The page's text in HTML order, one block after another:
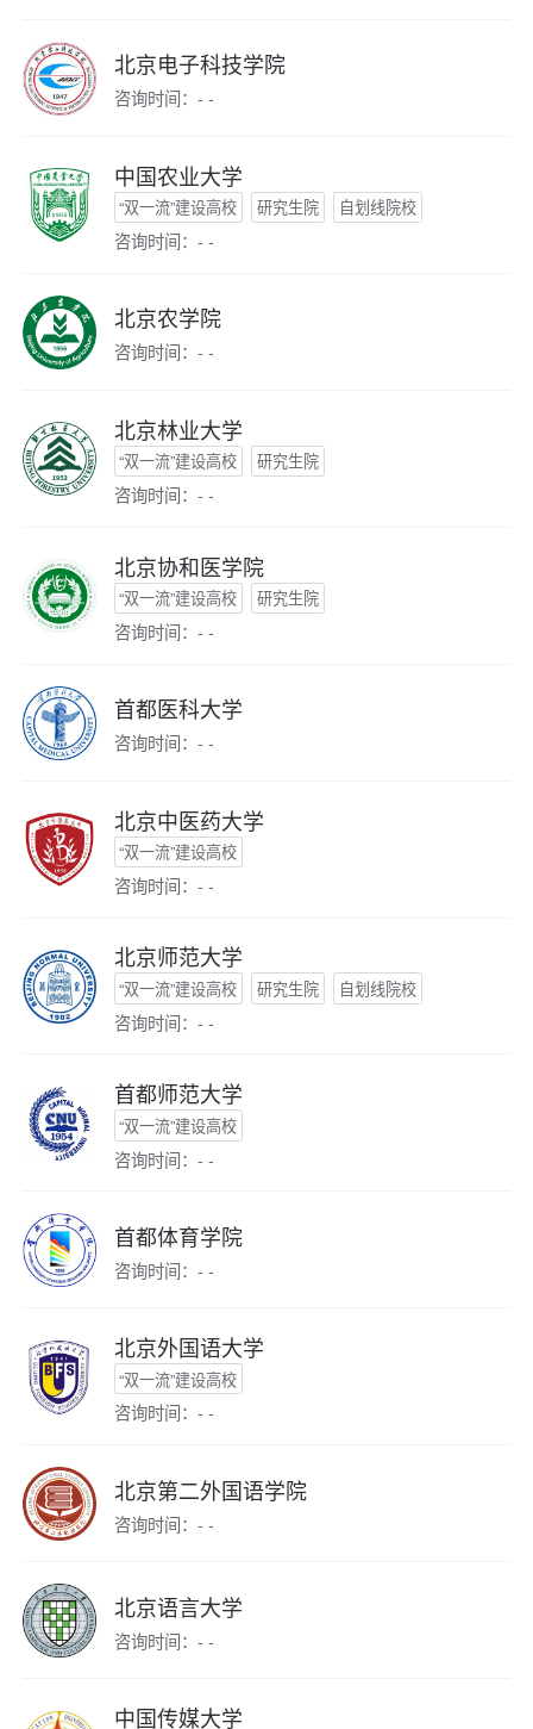
北京电子科技学院
咨询时间：- -
中国农业大学
“双一流”建设高校 研究生院 自划线院校
咨询时间：- -
北京农学院
咨询时间：- -
北京林业大学
“双一流”建设高校 研究生院
咨询时间：- -
北京协和医学院
“双一流”建设高校 研究生院
咨询时间：- -
首都医科大学
咨询时间：- -
北京中医药大学
“双一流”建设高校
咨询时间：- -
北京师范大学
“双一流”建设高校 研究生院 自划线院校
咨询时间：- -
首都师范大学
“双一流”建设高校
咨询时间：- -
首都体育学院
咨询时间：- -
北京外国语大学
“双一流”建设高校
咨询时间：- -
北京第二外国语学院
咨询时间：- -
北京语言大学
咨询时间：- -
中国传媒大学